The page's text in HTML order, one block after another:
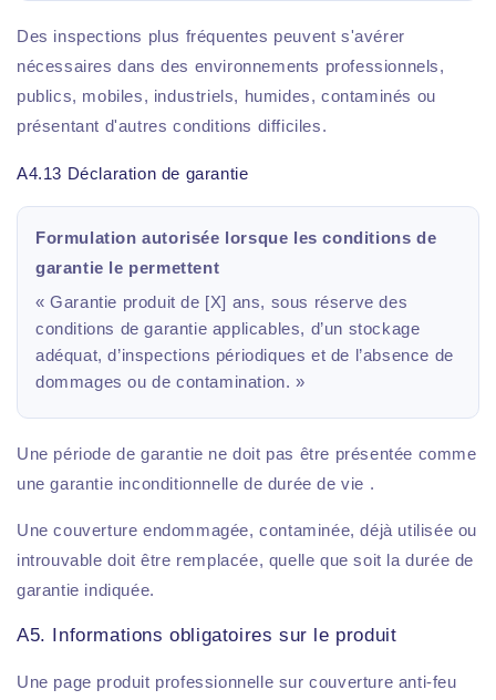
Des inspections plus fréquentes peuvent s'avérer
nécessaires dans des environnements professionnels,
publics, mobiles, industriels, humides, contaminés ou
présentant d'autres conditions difficiles.
A4.13 Déclaration de garantie
Formulation autorisée lorsque les conditions de
garantie le permettent
« Garantie produit de [X] ans, sous réserve des
conditions de garantie applicables, d’un stockage
adéquat, d’inspections périodiques et de l’absence de
dommages ou de contamination. »
Une période de garantie ne doit pas être présentée comme
une garantie inconditionnelle de durée de vie .
Une couverture endommagée, contaminée, déjà utilisée ou
introuvable doit être remplacée, quelle que soit la durée de
garantie indiquée.
A5. Informations obligatoires sur le produit
Une page produit professionnelle sur couverture anti-feu